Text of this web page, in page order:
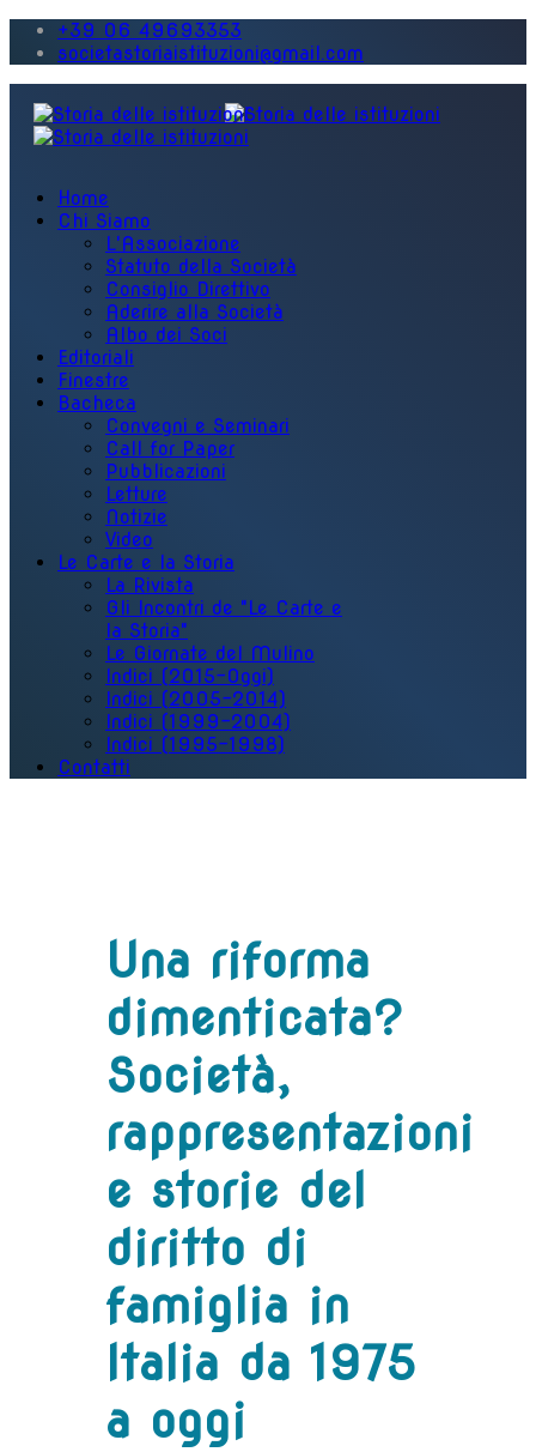
+39 06 49693353
societastoriaistituzioni@gmail.com
Home
Chi Siamo
L'Associazione
Statuto della Società
Consiglio Direttivo
Aderire alla Società
Albo dei Soci
Editoriali
Finestre
Bacheca
Convegni e Seminari
Call for Paper
Pubblicazioni
Letture
Notizie
Video
Le Carte e la Storia
La Rivista
Gli Incontri de "Le Carte e
la Storia"
Le Giornate del Mulino
Indici (2015-Oggi)
Indici (2005-2014)
Indici (1999-2004)
Indici (1995-1998)
Contatti
Una riforma
dimenticata?
Società,
rappresentazioni
e storie del
diritto di
famiglia in
Italia da 1975
a oggi